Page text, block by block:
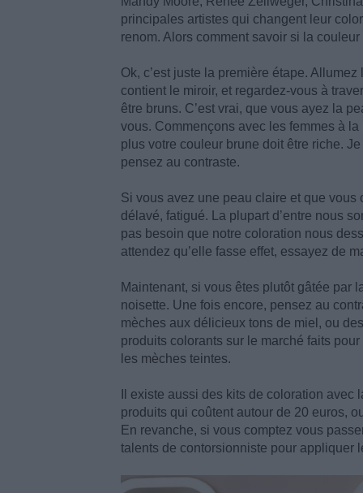
principales artistes qui changent leur
renom. Alors comment savoir si la
Ok, c’est juste la première étape.
contient le miroir, et regardez-vous à
être bruns. C’est vrai, que vous ayez la
vous. Commençons avec les femmes à
plus votre couleur brune doit être riche.
pensez au contraste.
Si vous avez une peau claire et que vous
délavé, fatigué. La plupart d’entre nous
pas besoin que notre coloration nous
attendez qu’elle fasse effet, essayez de
Maintenant, si vous êtes plutôt gâtée par
noisette. Une fois encore, pensez au
mèches aux délicieux tons de miel, ou
produits colorants sur le marché faits
les mèches teintes.
Il existe aussi des kits de coloration
produits qui coûtent autour de 20 euros,
En revanche, si vous comptez vous
talents de contorsionniste pour appliquer